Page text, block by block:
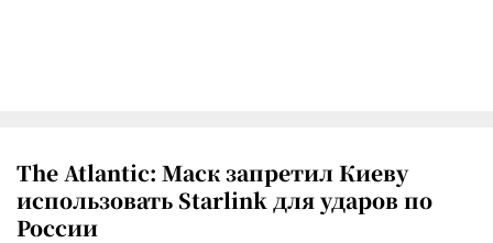
The Atlantic: Маск запретил Киеву
использовать Starlink для ударов по
России